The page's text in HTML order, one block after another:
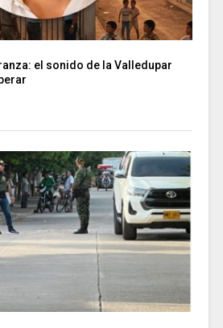
el sonido de la Valledupar